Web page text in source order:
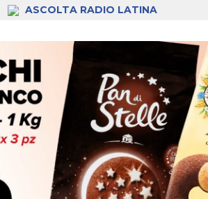
ASCOLTA RADIO LATINA